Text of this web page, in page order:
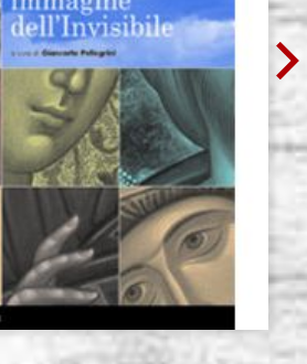
ACQUISTA